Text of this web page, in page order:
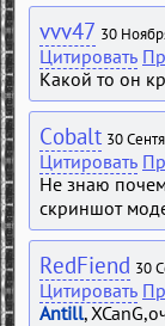
vvv47 30
Цитировать
Какой то он
Cobalt 30
Цитировать
Не знаю
скриншот
RedFiend 30
Цитировать
Antill,